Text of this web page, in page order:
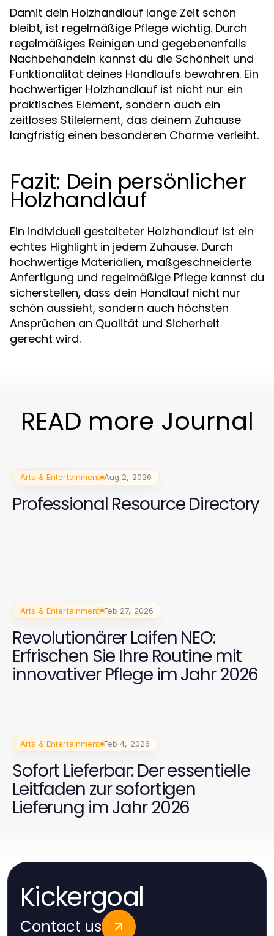
Damit dein Holzhandlauf lange Zeit schön
bleibt, ist regelmäßige Pflege wichtig. Durch
regelmäßiges Reinigen und gegebenenfalls
Nachbehandeln kannst du die Schönheit und
Funktionalität deines Handlaufs bewahren. Ein
hochwertiger Holzhandlauf ist nicht nur ein
praktisches Element, sondern auch ein
zeitloses Stilelement, das deinem Zuhause
langfristig einen besonderen Charme verleiht.
Fazit: Dein persönlicher
Holzhandlauf
Ein individuell gestalteter Holzhandlauf ist ein
echtes Highlight in jedem Zuhause. Durch
hochwertige Materialien, maßgeschneiderte
Anfertigung und regelmäßige Pflege kannst du
sicherstellen, dass dein Handlauf nicht nur
schön aussieht, sondern auch höchsten
Ansprüchen an Qualität und Sicherheit
gerecht wird.
READ more Journal
Arts & Entertainment Aug 2, 2026
Professional Resource Directory
Arts & Entertainment Feb 27, 2026
Revolutionärer Laifen NEO:
Erfrischen Sie Ihre Routine mit
innovativer Pflege im Jahr 2026
Arts & Entertainment Feb 4, 2026
Sofort Lieferbar: Der essentielle
Leitfaden zur sofortigen
Lieferung im Jahr 2026
Kickergoal
Contact us